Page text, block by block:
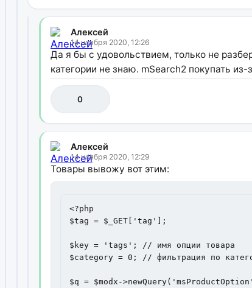
Алексей
14 ноября 2020, 12:26
Да я бы с удовольствием, только не
категории не знаю. mSearch2 покупать из-
0
Алексей
14 ноября 2020, 12:29
Товары вывожу вот этим:
<?php
$tag = $_GET['tag'];
$key = 'tags'; // имя опции товара
$category = 0; // фильтрация по
$q = $modx-